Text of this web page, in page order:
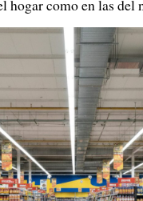
hogar como en las del